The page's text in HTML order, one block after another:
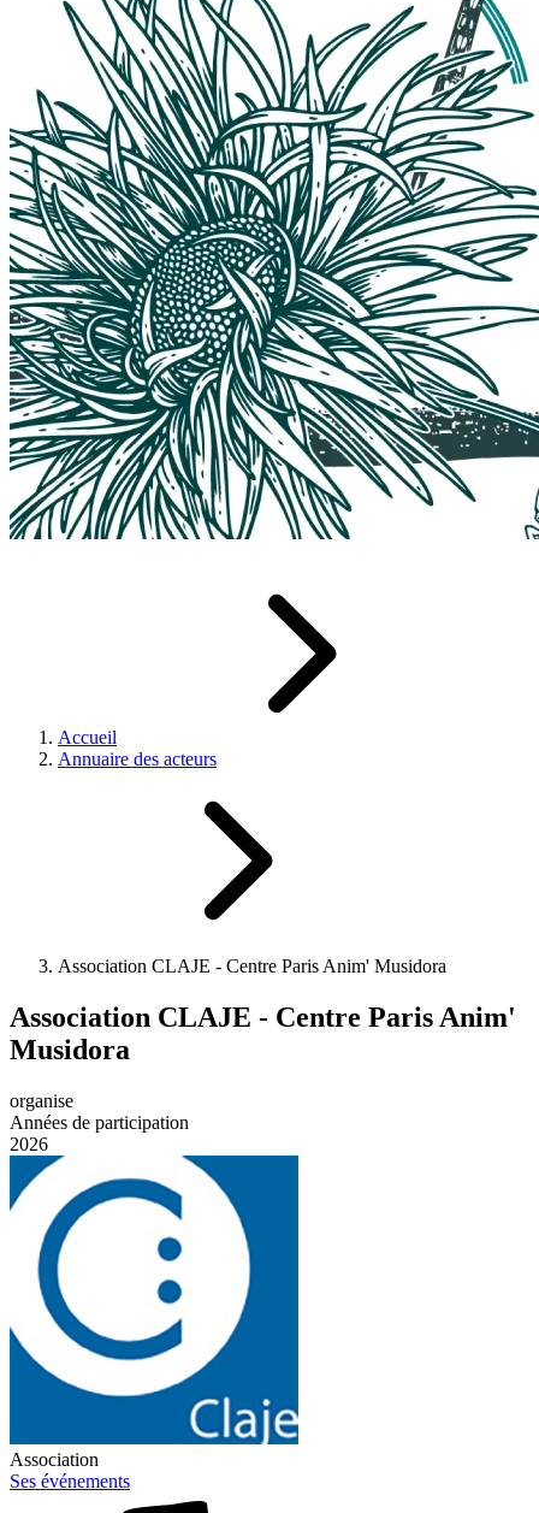
Accueil
Annuaire des acteurs
Association CLAJE - Centre Paris Anim' Musidora
Association CLAJE - Centre Paris Anim'
Musidora
organise
Années de participation
2026
Association
Ses événements